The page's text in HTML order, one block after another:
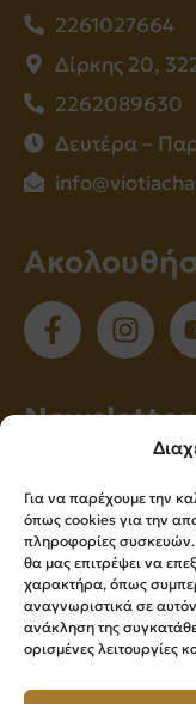
Για να παρέχουμε την
όπως cookies για την
πληροφορίες συσκευών.
θα μας επιτρέψει να
χαρακτήρα, όπως
αναγνωριστικά σε
ανάκληση της
ορισμένες λειτουργίες
2261027664
Δίρκης 20,
2262089630
Δευτέρα –
Νewsletter
ενημερώνεστε
Εγγραφή